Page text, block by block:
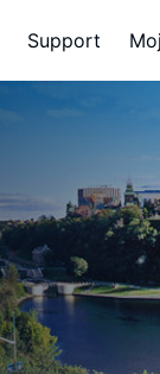
Support